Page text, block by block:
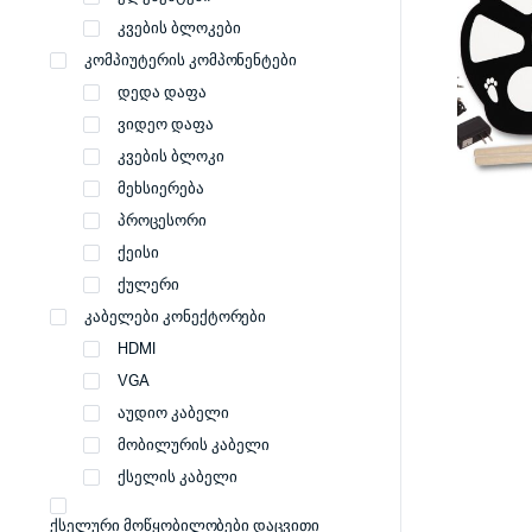
კვების ბლოკები
კომპიუტერის კომპონენტები
დედა დაფა
ვიდეო დაფა
კვების ბლოკი
მეხსიერება
პროცესორი
ქეისი
ქულერი
კაბელები კონექტორები
HDMI
VGA
აუდიო კაბელი
მობილურის კაბელი
ქსელის კაბელი
ქსელური მოწყობილობები დაცვითი